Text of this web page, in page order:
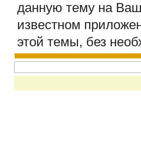
данную тему на Ваш
известном
этой темы, без